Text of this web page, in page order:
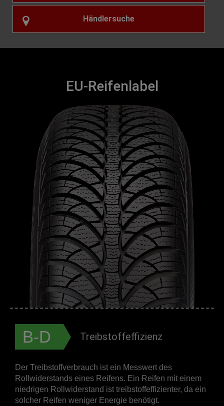
Händlersuche
EU-Reifenlabel
B-D Treibstoffeffizienz
Der Treibstoffverbrauch ist ein Messwert des
Rollwiderstands eines Reifens. Ein Reifen mit einem
niedrigen Rollwiderstand ist treibstoffeffizienter, da ein
solcher Reifen weniger Energie benötigt.